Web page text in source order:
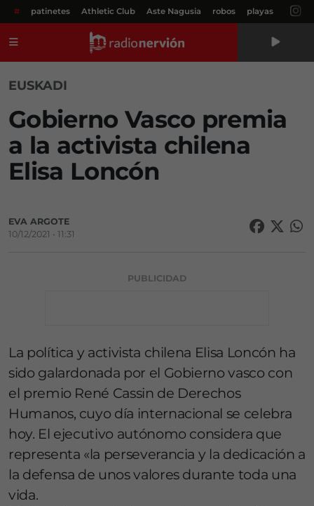
# patinetes Athletic Club Aste Nagusia robos playas
EUSKADI
Gobierno Vasco premia
a la activista chilena
Elisa Loncón
EVA ARGOTE
10/12/2021 • 11:31
PUBLICIDAD
La política y activista chilena Elisa Loncón ha
sido galardonada por el Gobierno vasco con
el premio René Cassin de Derechos
Humanos, cuyo día internacional se celebra
hoy. El ejecutivo autónomo considera que
representa «la perseverancia y la dedicación a
la defensa de unos valores durante toda una
vida.